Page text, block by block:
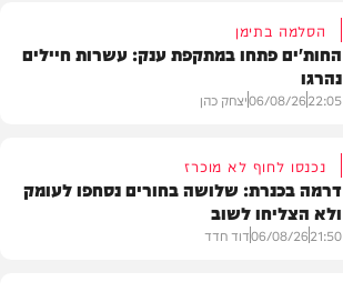
הסלמה בתימן
החות'ים פתחו במתקפת ענק: עשרות חיילים
נהרגו
22:05
06/08/26יצחק כהן
נכנסו לחוף לא מוכרז
דרמה בכנרת: שלושה בחורים נסחפו לעומק
ולא הצליחו לשוב
21:50
06/08/26דוד חדד